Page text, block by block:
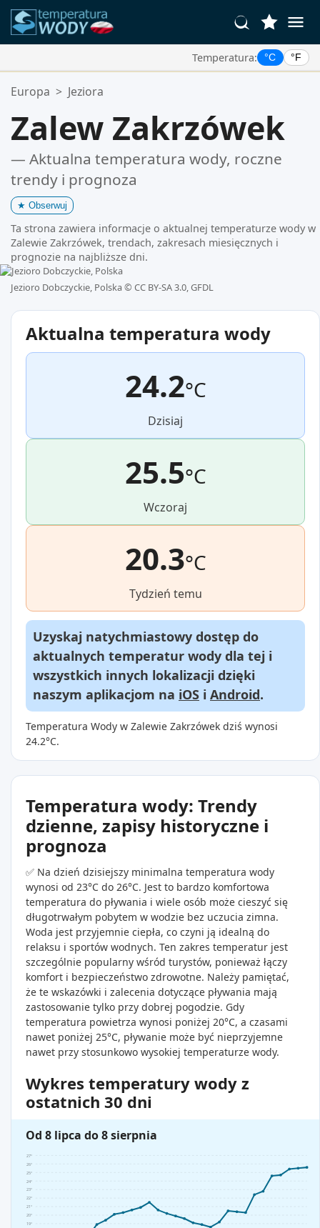
Temperatura: °C °F
Twoje Ulubione Lokalizacje:
Europa > Jeziora
Zalew Zakrzówek
— Aktualna temperatura wody, roczne
trendy i prognoza
★ Obserwuj
Ta strona zawiera informacje o aktualnej temperaturze wody w
Zalewie Zakrzówek, trendach, zakresach miesięcznych i
prognozie na najbliższe dni.
Jezioro Dobczyckie, Polska © CC BY-SA 3.0, GFDL
Aktualna temperatura wody
24.2°C
Dzisiaj
25.5°C
Wczoraj
20.3°C
Tydzień temu
Uzyskaj natychmiastowy dostęp do
aktualnych temperatur wody dla tej i
wszystkich innych lokalizacji dzięki
naszym aplikacjom na iOS i Android.
Temperatura Wody w Zalewie Zakrzówek dziś wynosi
24.2°C.
Temperatura wody: Trendy
dzienne, zapisy historyczne i
prognoza
✅ Na dzień dzisiejszy minimalna temperatura wody
wynosi od 23°C do 26°C. Jest to bardzo komfortowa
temperatura do pływania i wiele osób może cieszyć się
długotrwałym pobytem w wodzie bez uczucia zimna.
Woda jest przyjemnie ciepła, co czyni ją idealną do
relaksu i sportów wodnych. Ten zakres temperatur jest
szczególnie popularny wśród turystów, ponieważ łączy
komfort i bezpieczeństwo zdrowotne. Należy pamiętać,
że te wskazówki i zalecenia dotyczące pływania mają
zastosowanie tylko przy dobrej pogodzie. Gdy
temperatura powietrza wynosi poniżej 20°C, a czasami
nawet poniżej 25°C, pływanie może być nieprzyjemne
nawet przy stosunkowo wysokiej temperaturze wody.
Wykres temperatury wody z
ostatnich 30 dni
Od 8 lipca do 8 sierpnia
19°
20°
21°
22°
23°
24°
25°
26°
27°